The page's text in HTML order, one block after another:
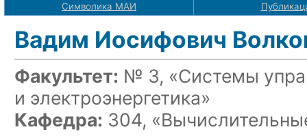
Символика МАИ
Вадим Иосифович
Факультет: № 3, «Системы
и электроэнергетика»
Кафедра: 304,